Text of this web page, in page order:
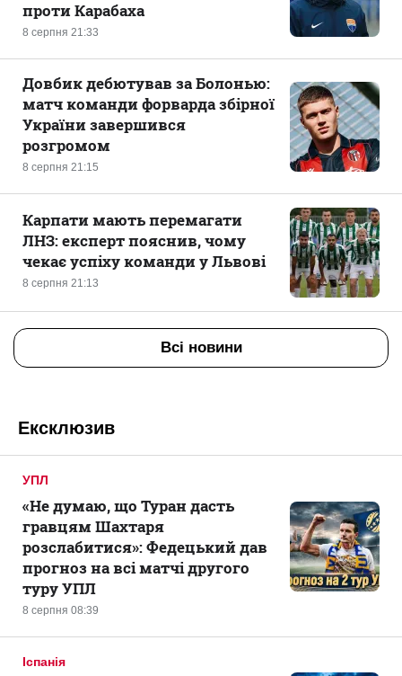
8 серпня 21:33
проти Карабаха
8 серпня 21:15
Довбик дебютував за Болонью:
матч команди форварда збірної
України завершився
розгромом
8 серпня 21:13
Карпати мають перемагати
ЛНЗ: експерт пояснив, чому
чекає успіху команди у Львові
Всі новини
Ексклюзив
УПЛ
8 серпня 08:39
«Не думаю, що Туран дасть
гравцям Шахтаря
розслабитися»: Федецький дав
прогноз на всі матчі другого
туру УПЛ
Іспанія